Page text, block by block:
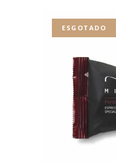
ESGOTADO